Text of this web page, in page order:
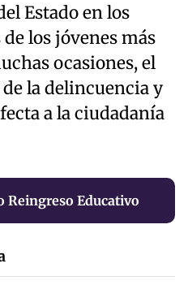
Estado en los
los jóvenes más
ocasiones, el
la delincuencia y
a la ciudadanía
Reingreso Educativo